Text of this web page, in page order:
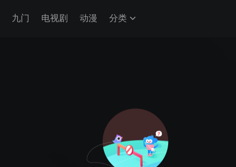
九门 电视剧 动漫 分类